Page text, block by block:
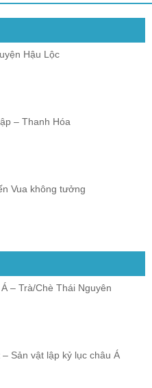
Hậu Lộc
– Thanh Hóa
Vua không tưởng
– Trà/Chè Thái Nguyên
Sản vật lập kỷ lục châu Á